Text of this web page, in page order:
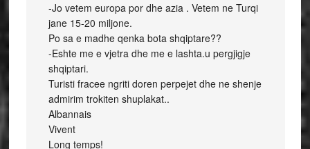
-Jo vetem europa por dhe azia . Vetem ne Turqi
jane 15-20 miljone.
Po sa e madhe qenka bota shqiptare??
-Eshte me e vjetra dhe me e lashta.u pergjigje
shqiptari.
Turisti fracee ngriti doren perpejet dhe ne shenje
admirim trokiten shuplakat..
Albannais
Vivent
Long temps!